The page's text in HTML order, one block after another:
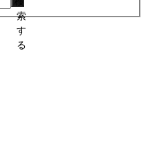
索
す
る